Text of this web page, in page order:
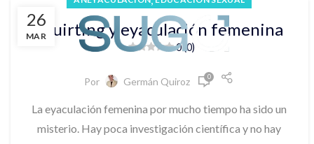
26
MARSquirting y eyaculación femenina
0 (0)
Por Germán Quiroz 0
La eyaculación femenina por mucho tiempo ha sido un
misterio. Hay poca investigación científica y no hay